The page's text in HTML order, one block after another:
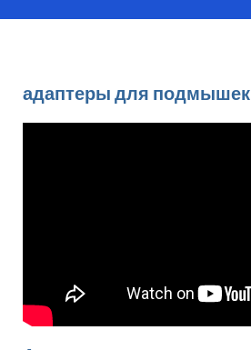
адаптеры для подмышек